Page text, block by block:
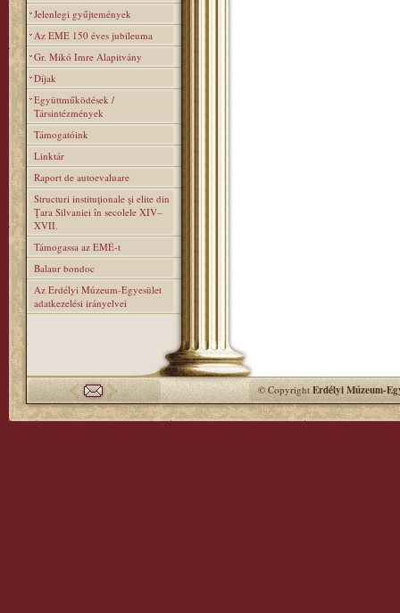
Jelenlegi gyűjtemények
Az EME 150 éves jubileuma
Gr. Mikó Imre Alapitvány
Díjak
Együttműködések /
Társintézmények
Támogatóink
Linktár
Raport de autoevaluare
Structuri instituţionale şi elite din
Ţara Silvaniei în secolele XIV–
XVII.
Támogassa az EMÉ-t
Balaur bondoc
Az Erdélyi Múzeum-Egyesület
adatkezelési irányelvei
© CopyrightErdélyi Múzeum-